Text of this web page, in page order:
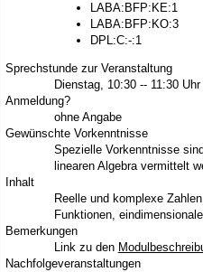
LABA:BFP:KE:1
LABA:BFP:KO:3
DPL:C:-:1
Sprechstunde zur Veranstaltung
Dienstag, 10:30 -- 11:30
Anmeldung?
ohne Angabe
Gewünschte Vorkenntnisse
Spezielle Vorkenntnisse
linearen Algebra vermittelt
Inhalt
Reelle und komplexe
Funktionen,
Bemerkungen
Link zu den
Nachfolgeveranstaltungen